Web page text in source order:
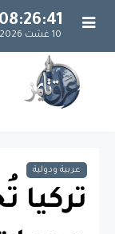
08:26:42
10 غشت 2026
عربية ودولية